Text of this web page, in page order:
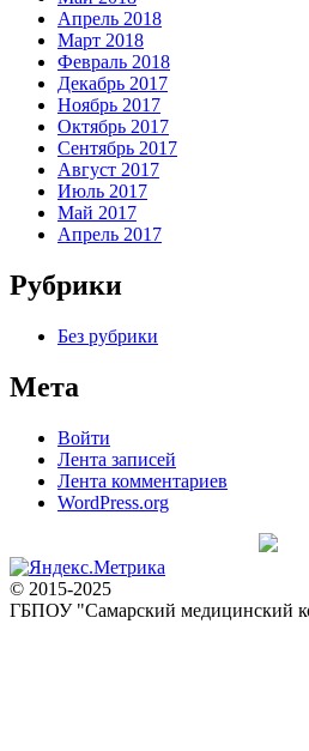
Апрель 2018
Март 2018
Февраль 2018
Декабрь 2017
Ноябрь 2017
Октябрь 2017
Сентябрь 2017
Август 2017
Июль 2017
Май 2017
Апрель 2017
Рубрики
Без рубрики
Мета
Войти
Лента записей
Лента комментариев
WordPress.org
© 2015-2025
ГБПОУ "Самарский медицинский